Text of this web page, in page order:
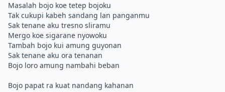
Masalah bojo koe tetep bojoku
Tak cukupi kabeh sandang lan panganmu
Sak tenane aku tresno sliramu
Mergo koe sigarane nyowoku
Tambah bojo kui amung guyonan
Sak tenane aku ora tenanan
Bojo loro amung nambahi beban
Bojo papat ra kuat nandang kahanan